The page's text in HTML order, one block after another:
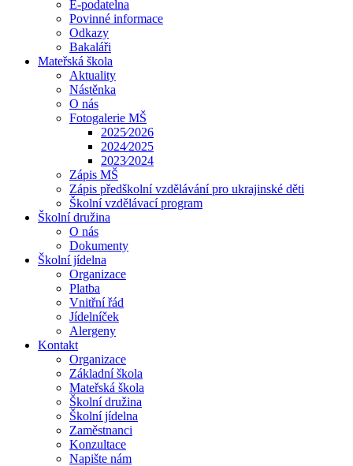
E-podatelna
Povinné informace
Odkazy
Bakaláři
Mateřská škola
Aktuality
Nástěnka
O nás
Fotogalerie MŠ
2025⁄2026
2024⁄2025
2023⁄2024
Zápis MŠ
Zápis předškolní vzdělávání pro ukrajinské děti
Školní vzdělávací program
Školní družina
O nás
Dokumenty
Školní jídelna
Organizace
Platba
Vnitřní řád
Jídelníček
Alergeny
Kontakt
Organizace
Základní škola
Mateřská škola
Školní družina
Školní jídelna
Zaměstnanci
Konzultace
Napište nám